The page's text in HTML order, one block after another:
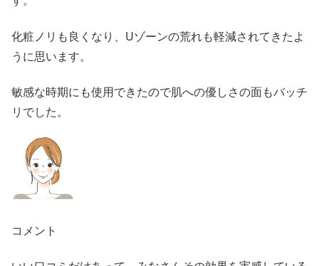
化粧ノリも良くなり、Uゾーンの荒れも軽減されてきたよ
うに思います。
敏感な時期にも使用できたので肌への優しさの面もバッチ
リでした。
コメント